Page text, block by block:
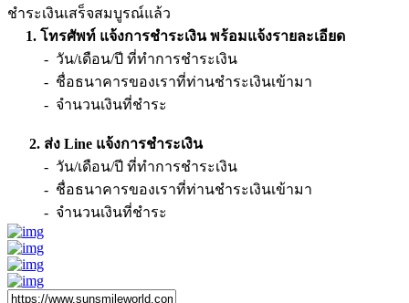
ชำระเงินเสร็จสมบูรณ์แล้ว
1. โทรศัพท์ แจ้งการชำระเงิน พร้อมแจ้งรายละเอียด
- วัน/เดือน/ปี ที่ทำการชำระเงิน
- ชื่อธนาคารของเราที่ท่านชำระเงินเข้ามา
- จำนวนเงินที่ชำระ
2. ส่ง Line แจ้งการชำระเงิน
- วัน/เดือน/ปี ที่ทำการชำระเงิน
- ชื่อธนาคารของเราที่ท่านชำระเงินเข้ามา
- จำนวนเงินที่ชำระ